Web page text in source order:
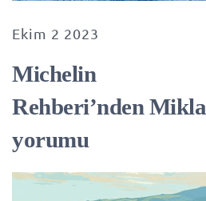
Ekim 2 2023
Michelin
Rehberi’nden Mikla
yorumu